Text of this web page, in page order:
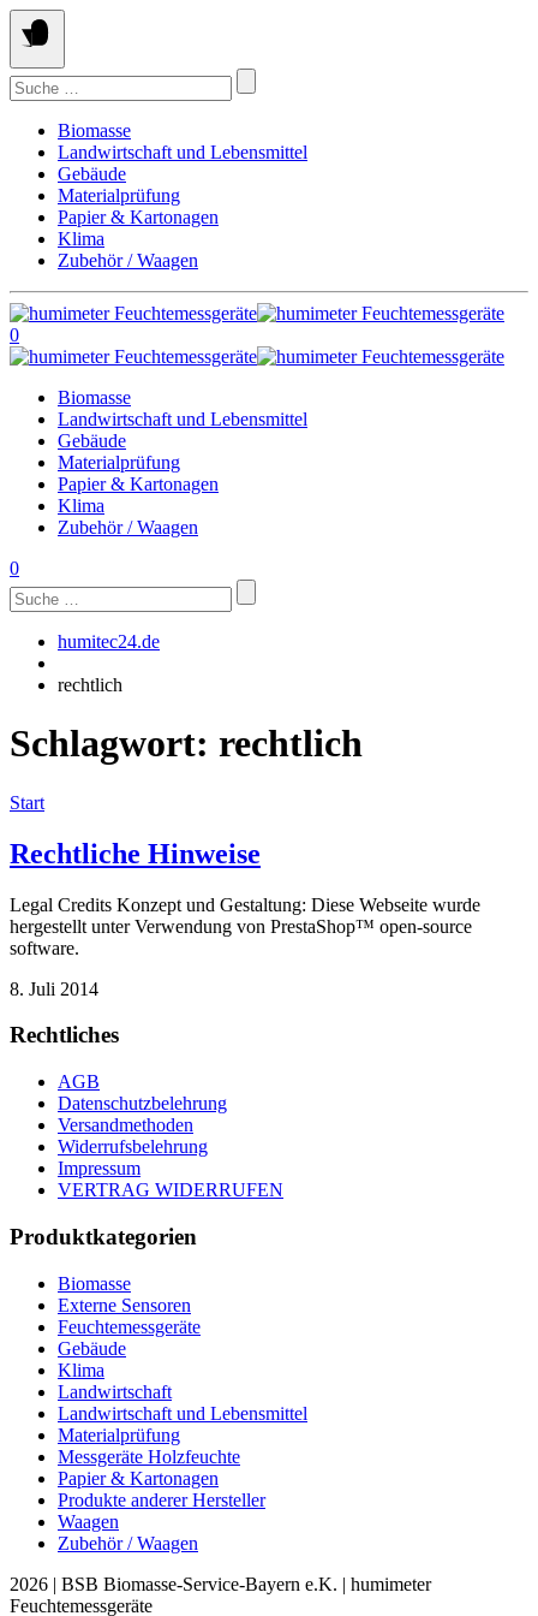
Springe
zum
Inhalt
Suchen
nach:
Biomasse
Landwirtschaft und Lebensmittel
Gebäude
Materialprüfung
Papier & Kartonagen
Klima
Zubehör / Waagen
0
Biomasse
Landwirtschaft und Lebensmittel
Gebäude
Materialprüfung
Papier & Kartonagen
Klima
Zubehör / Waagen
0
Suchen
nach:
humitec24.de
rechtlich
Schlagwort: rechtlich
Start
Rechtliche Hinweise
Legal Credits Konzept und Gestaltung: Diese Webseite wurde
hergestellt unter Verwendung von PrestaShop™ open-source
software.
8. Juli 2014
Rechtliches
AGB
Datenschutzbelehrung
Versandmethoden
Widerrufsbelehrung
Impressum
VERTRAG WIDERRUFEN
Produktkategorien
Biomasse
Externe Sensoren
Feuchtemessgeräte
Gebäude
Klima
Landwirtschaft
Landwirtschaft und Lebensmittel
Materialprüfung
Messgeräte Holzfeuchte
Papier & Kartonagen
Produkte anderer Hersteller
Waagen
Zubehör / Waagen
2026 | BSB Biomasse-Service-Bayern e.K. | humimeter
Feuchtemessgeräte